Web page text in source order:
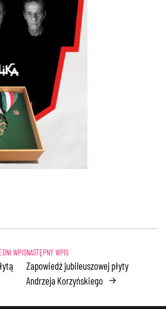
Zapowiedź jubileuszowej płyty
Andrzeja Korzyńskiego →